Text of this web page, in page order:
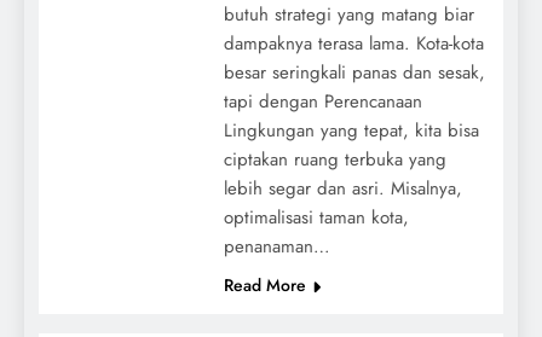
butuh strategi yang matang biar
dampaknya terasa lama. Kota-kota
besar seringkali panas dan sesak,
tapi dengan Perencanaan
Lingkungan yang tepat, kita bisa
ciptakan ruang terbuka yang
lebih segar dan asri. Misalnya,
optimalisasi taman kota,
penanaman…
Read More